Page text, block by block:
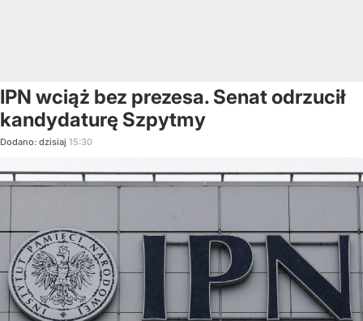
IPN wciąż bez prezesa. Senat odrzucił
kandydaturę Szpytmy
Dodano: dzisiaj 15:30